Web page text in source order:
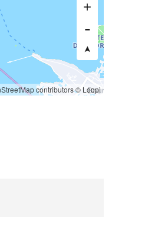
contributors© Loopi